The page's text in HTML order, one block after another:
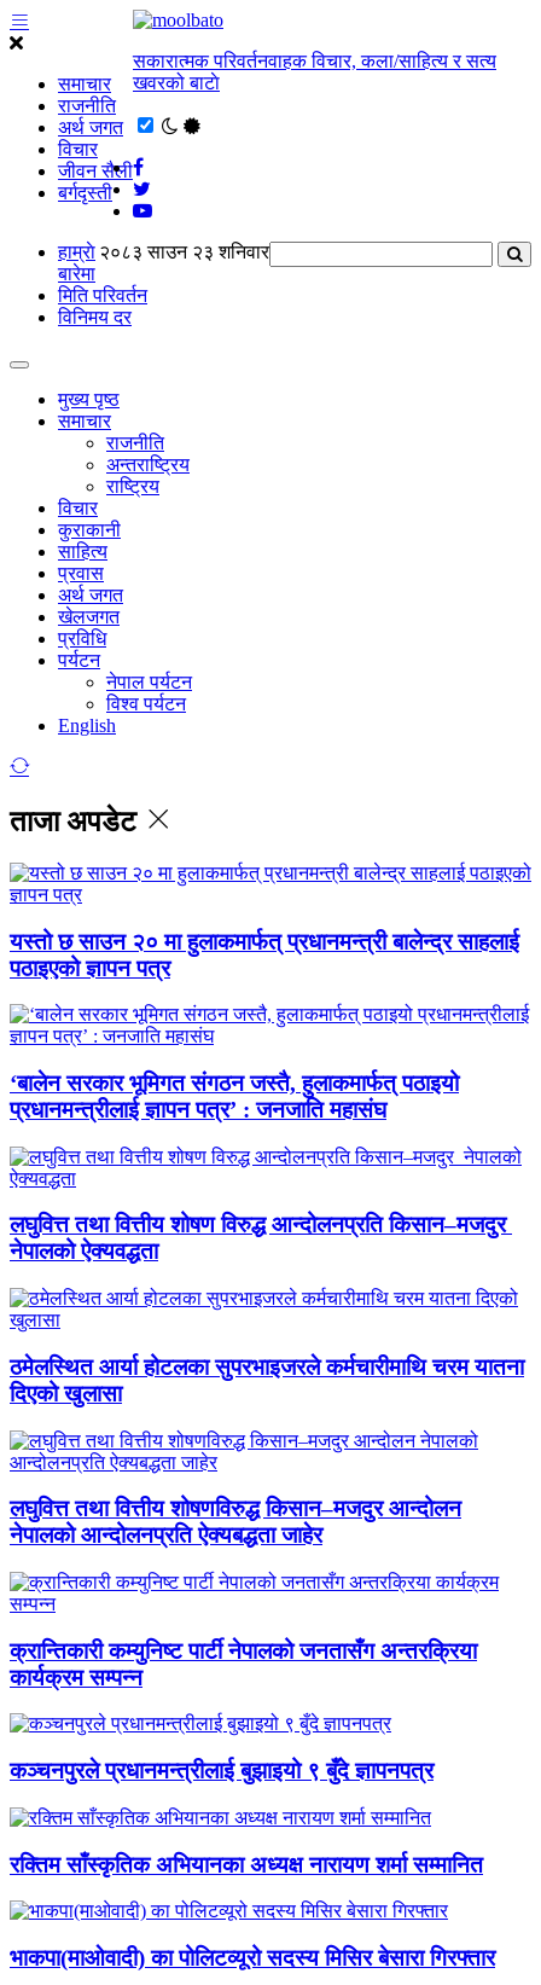
समाचार
राजनीति
अर्थ जगत
विचार
जीवन सैली
बर्गदृस्ती
सकारात्मक परिवर्तनवाहक विचार, कला/साहित्य र सत्य
खवरको बाटाे
२०८३ साउन २३ शनिवार
हाम्राे
बारेमा
मिति परिवर्तन
विनिमय दर
मुख्य पृष्ठ
समाचार
राजनीति
अन्तराष्ट्रिय
राष्ट्रिय
विचार
कुराकानी
साहित्य
प्रवास
अर्थ जगत
खेलजगत
प्रविधि
पर्यटन
नेपाल पर्यटन
विश्व पर्यटन
English
ताजा अपडेट
यस्तो छ साउन २० मा हुलाकमार्फत् प्रधानमन्त्री बालेन्द्र साहलाई
पठाइएको ज्ञापन पत्र
‘बालेन सरकार भूमिगत संगठन जस्तै, हुलाकमार्फत् पठाइयो
प्रधानमन्त्रीलाई ज्ञापन पत्र’ : जनजाति महासंघ
लघुवित्त तथा वित्तीय शोषण विरुद्ध आन्दोलनप्रति किसान–मजदुर
नेपालको ऐक्यवद्धता
ठमेलस्थित आर्या होटलका सुपरभाइजरले कर्मचारीमाथि चरम यातना
दिएको खुलासा
लघुवित्त तथा वित्तीय शोषणविरुद्ध किसान–मजदुर आन्दोलन
नेपालको आन्दोलनप्रति ऐक्यबद्धता जाहेर
क्रान्तिकारी कम्युनिष्ट पार्टी नेपालको जनतासँग अन्तरक्रिया
कार्यक्रम सम्पन्न
कञ्चनपुरले प्रधानमन्त्रीलाई बुझाइयो ९ बुँदे ज्ञापनपत्र
रक्तिम साँस्कृतिक अभियानका अध्यक्ष नारायण शर्मा सम्मानित
भाकपा(माओवादी) का पोलिटव्यूरो सदस्य मिसिर बेसारा गिरफ्तार